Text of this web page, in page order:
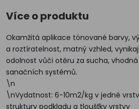
Více o produktu
Okamžitá aplikace tónované barvy,
a roztíratelnost, matný vzhled,
odolnost vůči otěru za sucha,
sanačních systémů.
\n
\nVydatnost: 6-10m2/kg v jedné
struktury podkladu a tloušťky vrstvy